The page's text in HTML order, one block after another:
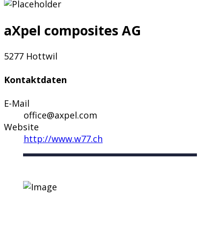
aXpel composites AG
5277 Hottwil
Kontaktdaten
E-Mail
office@axpel.com
Website
http://www.w77.ch